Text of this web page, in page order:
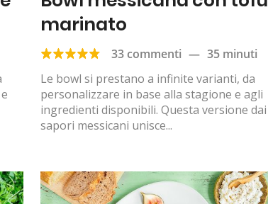
marinato
33 commenti — 35 minuti
Le bowl si prestano a infinite varianti, da
personalizzare in base alla stagione e agli
ingredienti disponibili. Questa versione dai
sapori messicani unisce...